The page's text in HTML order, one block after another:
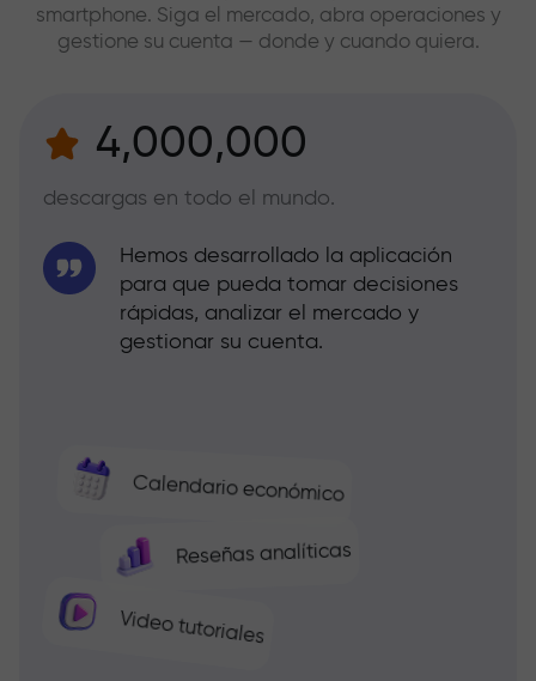
smartphone. Siga el mercado, abra operaciones y
gestione su cuenta — donde y cuando quiera.
4,000,000
descargas en todo el mundo.
Calendario económico
Reseñas analíticas
Video tutoriales
Hemos desarrollado la aplicación
para que pueda tomar decisiones
rápidas, analizar el mercado y
gestionar su cuenta.